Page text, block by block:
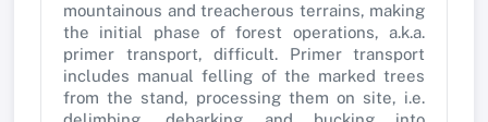
mountainous and treacherous terrains, making
the initial phase of forest operations, a.k.a.
primer transport, difficult. Primer transport
includes manual felling of the marked trees
from the stand, processing them on site, i.e.